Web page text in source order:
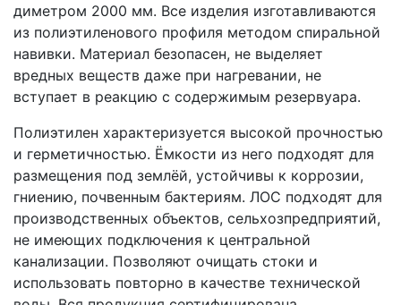
диметром 2000 мм. Все изделия изготавливаются
из полиэтиленового профиля методом спиральной
навивки. Материал безопасен, не выделяет
вредных веществ даже при нагревании, не
вступает в реакцию с содержимым резервуара.
Полиэтилен характеризуется высокой прочностью
и герметичностью. Ёмкости из него подходят для
размещения под землёй, устойчивы к коррозии,
гниению, почвенным бактериям. ЛОС подходят для
производственных объектов, сельхозпредприятий,
не имеющих подключения к центральной
канализации. Позволяют очищать стоки и
использовать повторно в качестве технической